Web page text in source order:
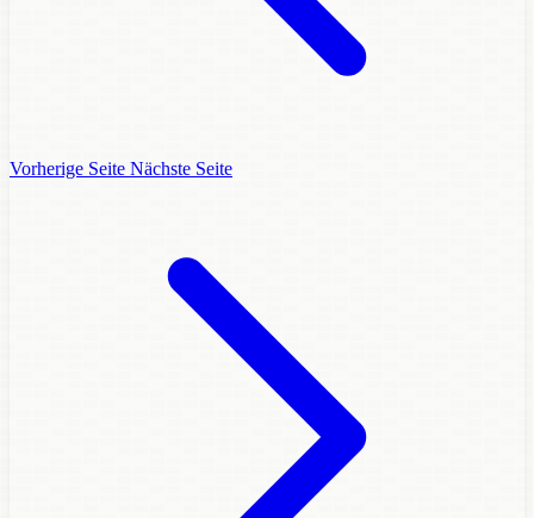
Vorherige Seite Nächste Seite